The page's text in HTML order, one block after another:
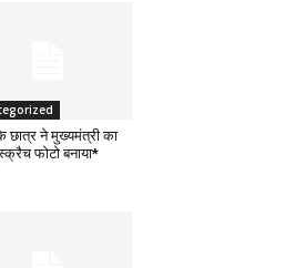
छात्र ने मुख्यमंत्री का
फोटो बनाया*